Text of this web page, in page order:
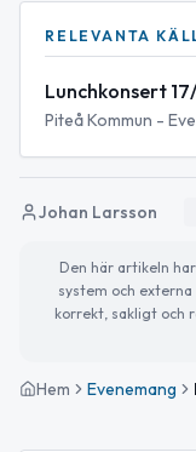
RELEVANTA
Lunchkonsert
Piteå Kommun -
Johan Larsson
Den här artikeln
system och
korrekt, sakligt och
Hem Evenemang